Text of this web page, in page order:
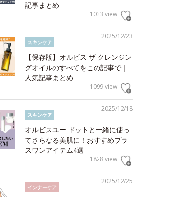
記事まとめ
1033 view
2025/12/23
スキンケア
【保存版】オルビス ザ クレンジン
グオイルのすべてをこの記事で｜
人気記事まとめ
1099 view
2025/12/18
スキンケア
オルビスユー ドットと一緒に使っ
てさらなる美肌に！おすすめプラ
スワンアイテム4選
1828 view
2025/12/25
インナーケア